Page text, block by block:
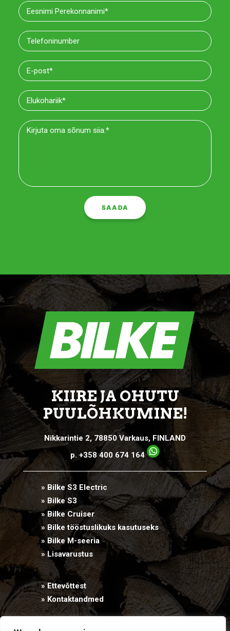
KIIRE JA OHUTU
PUULÕHKUMINE!
Nikkarintie 2, 78850 Varkaus, FINLAND
p. +358 400 674 164
» Bilke S3 Electric
» Bilke S3
» Bilke Cruiser
» Bilke tööstuslikuks kasutuseks
» Bilke M-seeria
» Lisavarustus
» Ettevõttest
» Kontaktandmed